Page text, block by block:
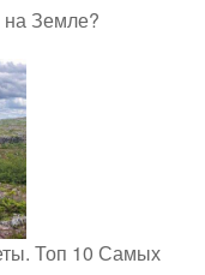
Земле?
Топ 10 Самых